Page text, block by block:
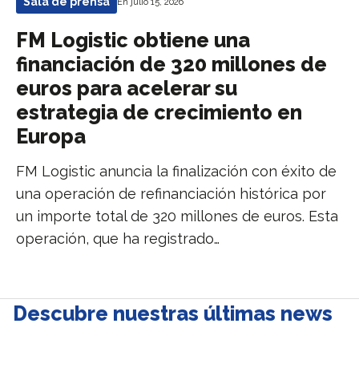
FM Logistic obtiene una
financiación de 320 millones de
euros para acelerar su
estrategia de crecimiento en
Europa
FM Logistic anuncia la finalización con éxito de
una operación de refinanciación histórica por
un importe total de 320 millones de euros. Esta
operación, que ha registrado…
Descubre nuestras últimas news